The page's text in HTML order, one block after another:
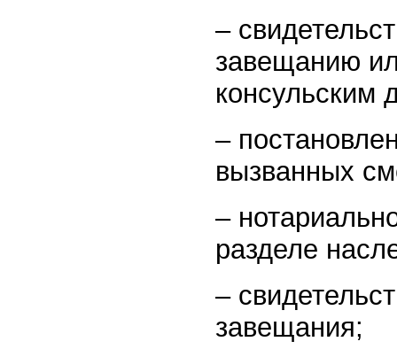
–
завещанию
–
вызванных
–
разделе
–
завещания;